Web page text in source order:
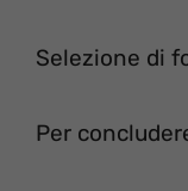
Selezione di
Per